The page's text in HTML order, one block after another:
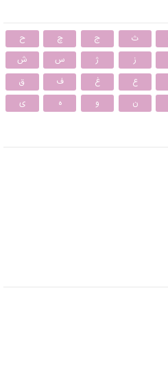
ث ج چ
ح
ز ژ س
ش
ع غ ف
ق
ن و ه ی